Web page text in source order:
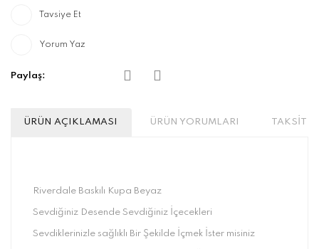
Tavsiye Et
Yorum Yaz
Paylaş:
ÜRÜN AÇIKLAMASI ÜRÜN YORUMLARI TAKSİT
Riverdale Baskılı Kupa Beyaz
Sevdiğiniz Desende Sevdiğiniz İçecekleri
Sevdiklerinizle sağlıklı Bir Şekilde İçmek İster misiniz